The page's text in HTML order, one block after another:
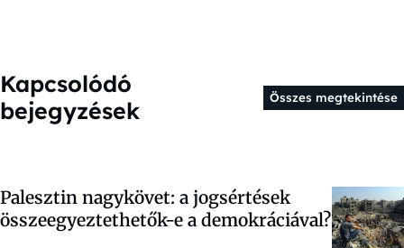
Kapcsolódó
bejegyzések
Összes megtekintése
Palesztin nagykövet: a jogsértések
összeegyeztethetők-e a demokráciával?